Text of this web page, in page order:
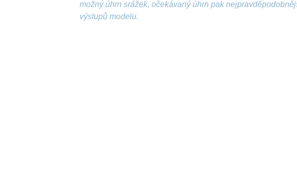
možný úhrn srážek, očekávaný úhrn pak
výstupů modelu.